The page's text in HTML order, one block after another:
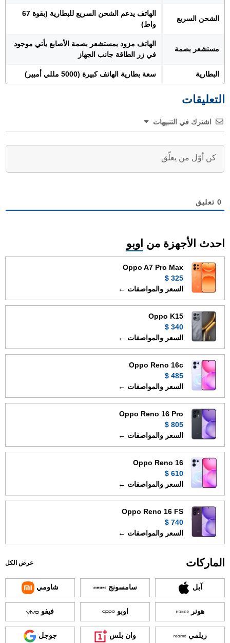
الشحن السريع
الهاتف يدعم الشحن السريع للبطارية (بقوة 67
واط)
مستشعر بصمة
الهاتف مزود بمستشعر بصمة الأصابع يأتي موجود
في زر الطاقة جانب الجهاز
البطارية سعة بطارية الهاتف كبيرة (5000 مللي أمبير)
التعليقات
اشترك في التنبيهات
0 تعليق
احدث الأجهزة من اوبو
Oppo A7 Pro Max
325 $
السعر والمواصفات ←
Oppo K15
340 $
السعر والمواصفات ←
Oppo Reno 16c
485 $
السعر والمواصفات ←
Oppo Reno 16 Pro
805 $
السعر والمواصفات ←
Oppo Reno 16
610 $
السعر والمواصفات ←
Oppo Reno 16 FS
740 $
السعر والمواصفات ←
الماركات عرض الكل
آبل سامسونج شاومي
هونر اوبو فيفو
ريلمي وان بلس جوجل